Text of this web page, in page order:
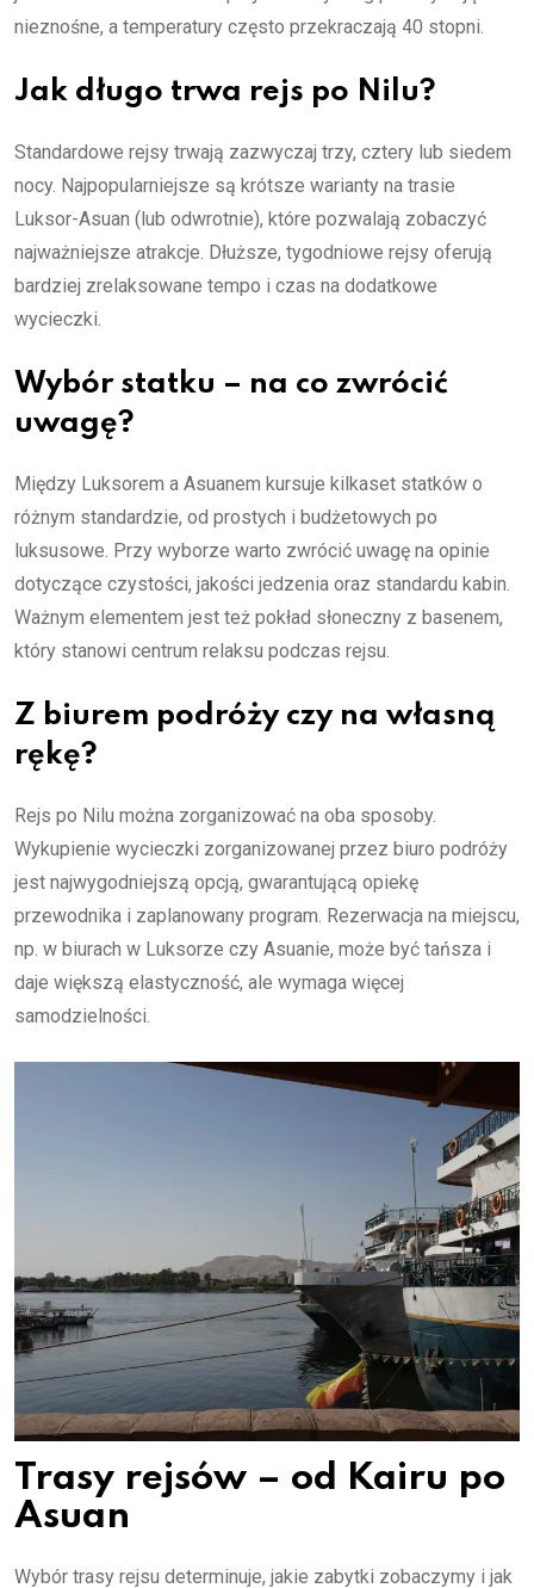
nieznośne, a temperatury często przekraczają 40 stopni.
Jak długo trwa rejs po Nilu?
Standardowe rejsy trwają zazwyczaj trzy, cztery lub siedem
nocy. Najpopularniejsze są krótsze warianty na trasie
Luksor-Asuan (lub odwrotnie), które pozwalają zobaczyć
najważniejsze atrakcje. Dłuższe, tygodniowe rejsy oferują
bardziej zrelaksowane tempo i czas na dodatkowe
wycieczki.
Wybór statku – na co zwrócić
uwagę?
Między Luksorem a Asuanem kursuje kilkaset statków o
różnym standardzie, od prostych i budżetowych po
luksusowe. Przy wyborze warto zwrócić uwagę na opinie
dotyczące czystości, jakości jedzenia oraz standardu kabin.
Ważnym elementem jest też pokład słoneczny z basenem,
który stanowi centrum relaksu podczas rejsu.
Z biurem podróży czy na własną
rękę?
Rejs po Nilu można zorganizować na oba sposoby.
Wykupienie wycieczki zorganizowanej przez biuro podróży
jest najwygodniejszą opcją, gwarantującą opiekę
przewodnika i zaplanowany program. Rezerwacja na miejscu,
np. w biurach w Luksorze czy Asuanie, może być tańsza i
daje większą elastyczność, ale wymaga więcej
samodzielności.
Trasy rejsów – od Kairu po
Asuan
Wybór trasy rejsu determinuje, jakie zabytki zobaczymy i jak